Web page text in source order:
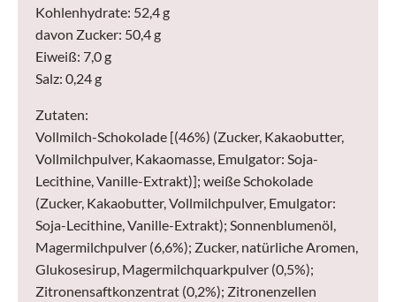
Kohlenhydrate: 52,4 g
davon Zucker: 50,4 g
Eiweiß: 7,0 g
Salz: 0,24 g
Zutaten:
Vollmilch-Schokolade [(46%) (Zucker, Kakaobutter,
Vollmilchpulver, Kakaomasse, Emulgator: Soja-
Lecithine, Vanille-Extrakt)]; weiße Schokolade
(Zucker, Kakaobutter, Vollmilchpulver, Emulgator:
Soja-Lecithine, Vanille-Extrakt); Sonnenblumenöl,
Magermilchpulver (6,6%); Zucker, natürliche Aromen,
Glukosesirup, Magermilchquarkpulver (0,5%);
Zitronensaftkonzentrat (0,2%); Zitronenzellen